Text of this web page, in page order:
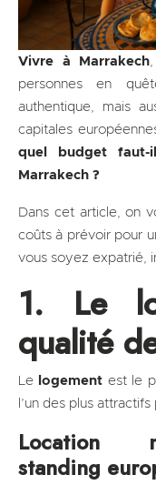
Vivre à Marrakech
personnes en
authentique, mais
capitales
quel budget faut-
Marrakech ?
Dans cet article, on
coûts à prévoir pour
vous soyez expatrié,
1. Le
qualité
Le logement est le
l’un des plus
Location
standing